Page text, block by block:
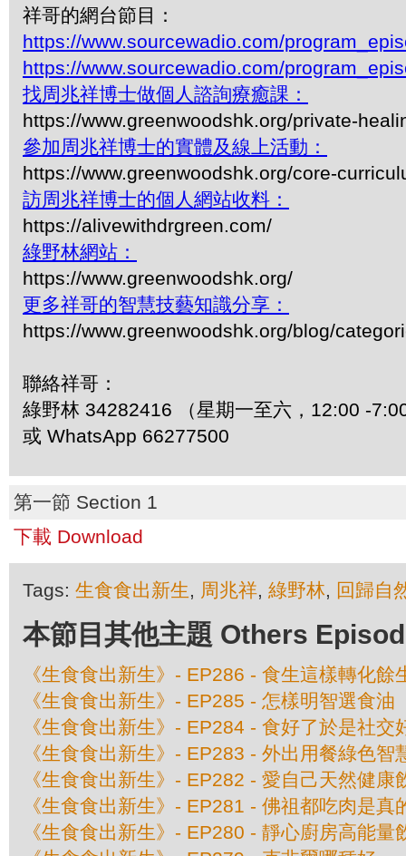
祥哥的網台節目：
https://www.sourcewadio.com/
https://www.sourcewadio.com/
找周兆祥博士做個人諮詢療癒課：
https://www.greenwoodshk.org/private-
參加周兆祥博士的實體及線上活動：
https://www.greenwoodshk.org/core-
訪周兆祥博士的個人網站收料：
https://alivewithdrgreen.com/
綠野林網站：
https://www.greenwoodshk.org/
更多祥哥的智慧技藝知識分享：
https://www.greenwoodshk.org/blog/
聯絡祥哥：
綠野林 34282416 （星期一至六，12:00 -
或 WhatsApp 66277500
第一節 Section 1
下載 Download
Tags: 生食食出新生, 周兆祥, 綠野林, 回歸自
本節目其他主題 Others
《生食食出新生》- EP286 - 食生這樣轉化餘
《生食食出新生》- EP285 - 怎樣明智選食油
《生食食出新生》- EP284 - 食好了於是社交
《生食食出新生》- EP283 - 外出用餐綠色智
《生食食出新生》- EP282 - 愛自己天然健康
《生食食出新生》- EP281 - 佛祖都吃肉是真
《生食食出新生》- EP280 - 靜心廚房高能量